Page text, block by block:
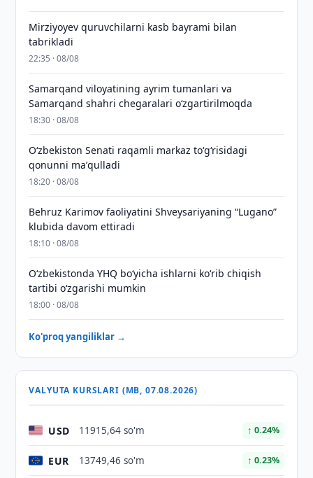
Mirziyoyev quruvchilarni kasb bayrami bilan
tabrikladi
22:35 · 08/08
Samarqand viloyatining ayrim tumanlari va
Samarqand shahri chegaralari oʻzgartirilmoqda
18:30 · 08/08
Oʻzbekiston Senati raqamli markaz toʻgʻrisidagi
qonunni maʼqulladi
18:20 · 08/08
Behruz Karimov faoliyatini Shveysariyaning “Lugano”
klubida davom ettiradi
18:10 · 08/08
O‘zbekistonda YHQ bo‘yicha ishlarni ko‘rib chiqish
tartibi o‘zgarishi mumkin
18:00 · 08/08
Ko'proq yangiliklar →
VALYUTA KURSLARI (MB, 07.08.2026)
USD 11915,64 so'm ↑ 0.24%
EUR 13749,46 so'm ↑ 0.23%